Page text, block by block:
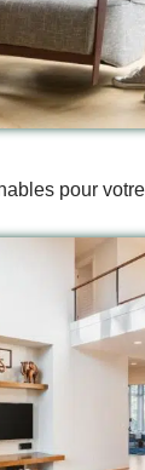
pour